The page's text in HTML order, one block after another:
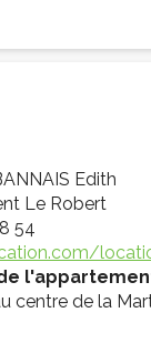
Edith
Le Robert
54
centre de la